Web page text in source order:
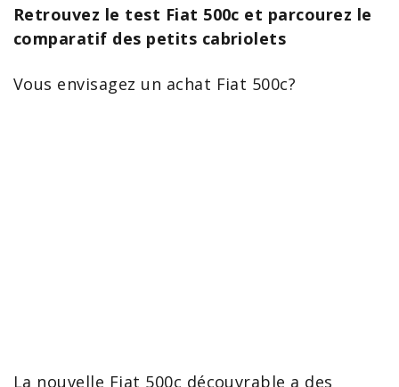
Retrouvez le test Fiat 500c et parcourez le
comparatif des petits cabriolets
Vous envisagez un achat Fiat 500c?
La nouvelle Fiat 500c découvrable a des